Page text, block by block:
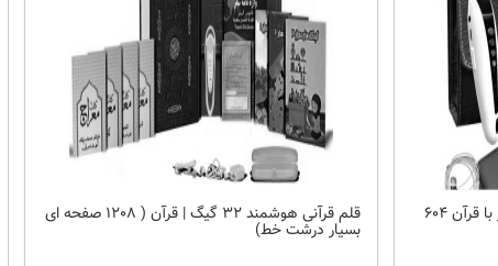
قلم قرآنی هوشمند 32 گیگ بلوتوث‌دار با قرآن 604 قلم قرآنی هوشمند 32 گیگ | قرآن ( 1208 صفحه ای
بسیار درشت خط)